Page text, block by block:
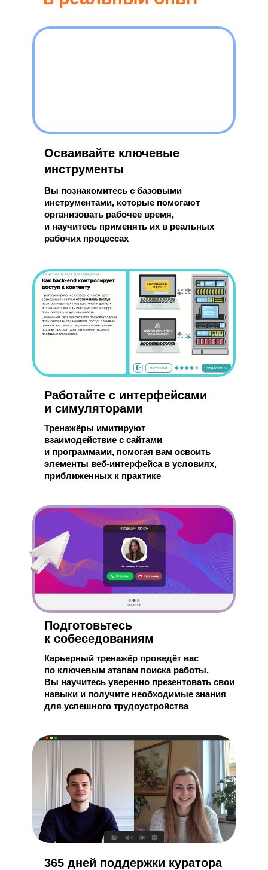
Вы познакомитесь с базовыми
инструментами, которые помогают
организовать рабочее время,
и научитесь применять их в реальных
рабочих процессах
Осваивайте ключевые
инструменты
Карьерный тренажёр проведёт вас
по ключевым этапам поиска работы.
Вы научитесь уверенно презентовать свои
навыки и получите необходимые знания
для успешного трудоустройства
Подготовьтесь
к собеседованиям
365 дней поддержки куратора
Тренажёры имитируют
взаимодействие с сайтами
и программами, помогая вам освоить
элементы веб-интерфейса в условиях,
приближенных к практике
Работайте с интерфейсами
и симуляторами